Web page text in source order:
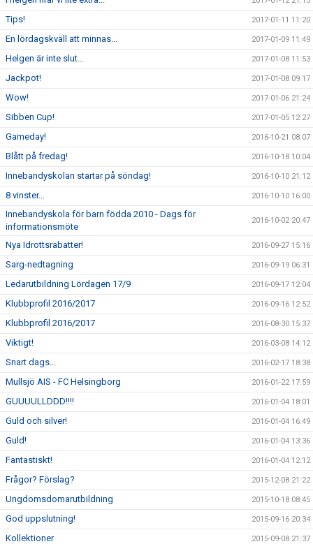
Tips! 2017-01-11 11:20
En lördagskväll att minnas... 2017-01-09 11:49
Helgen är inte slut... 2017-01-08 11:53
Jackpot! 2017-01-08 09:17
Wow! 2017-01-06 21:24
Sibben Cup! 2017-01-05 12:27
Gameday! 2016-10-21 08:07
Blått på fredag! 2016-10-18 10:04
Innebandyskolan startar på söndag! 2016-10-10 21:12
8 vinster... 2016-10-10 16:00
Innebandyskola för barn födda 2010 - Dags för
informationsmöte
2016-10-02 20:47
Nya Idrottsrabatter! 2016-09-27 15:16
Sarg-nedtagning 2016-09-19 06:31
Ledarutbildning Lördagen 17/9 2016-09-17 12:04
Klubbprofil 2016/2017 2016-09-16 12:52
Klubbprofil 2016/2017 2016-08-30 15:37
Viktigt! 2016-03-08 14:12
Snart dags... 2016-02-17 18:38
Mullsjö AIS - FC Helsingborg 2016-01-22 17:59
GUUUULLDDD!!!! 2016-01-04 18:01
Guld och silver! 2016-01-04 16:49
Guld! 2016-01-04 13:36
Fantastiskt! 2016-01-04 12:12
Frågor? Förslag? 2015-12-08 21:22
Ungdomsdomarutbildning 2015-10-18 08:45
God uppslutning! 2015-09-16 20:34
Kollektioner 2015-09-08 21:37